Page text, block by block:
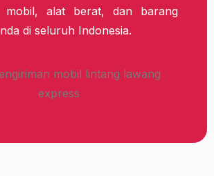
mobil, alat berat, dan barang
di seluruh Indonesia.